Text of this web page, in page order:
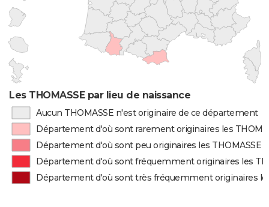
Les THOMASSE par lieu de naissance
Aucun THOMASSE n'est originaire de ce département
Département d'où sont rarement originaires les
Département d'où sont peu originaires les THOMASSE
Département d'où sont fréquemment originaires les
Département d'où sont très fréquemment originaires